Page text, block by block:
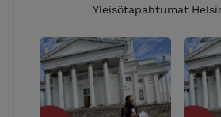
Yleisötapahtumat